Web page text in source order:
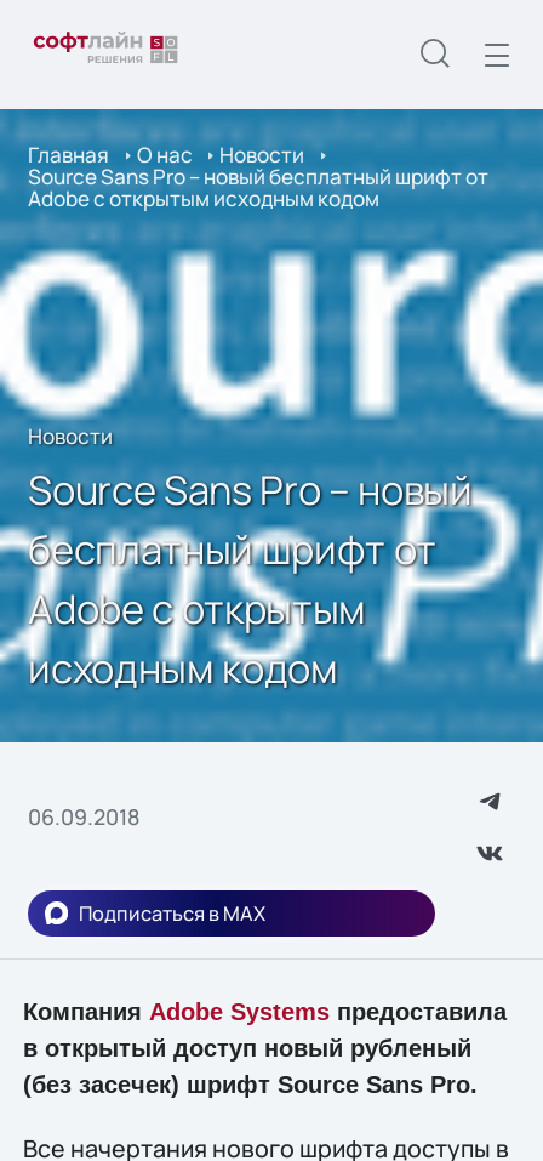
Главная О нас Новости
Source Sans Pro – новый бесплатный шрифт от
Adobe с открытым исходным кодом
Новости
Source Sans Pro – новый
бесплатный шрифт от
Adobe с открытым
исходным кодом
06.09.2018
Подписаться в MAX
Компания Adobe Systemsпредоставила
в открытый доступ новый рубленый
(без засечек) шрифт Source Sans Pro.
Все начертания нового шрифта доступы в